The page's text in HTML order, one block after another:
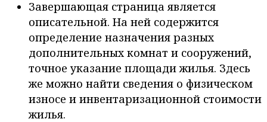
Завершающая страница является
описательной. На ней содержится
определение назначения разных
дополнительных комнат и сооружений,
точное указание площади жилья. Здесь
же можно найти сведения о физическом
износе и инвентаризационной стоимости
жилья.